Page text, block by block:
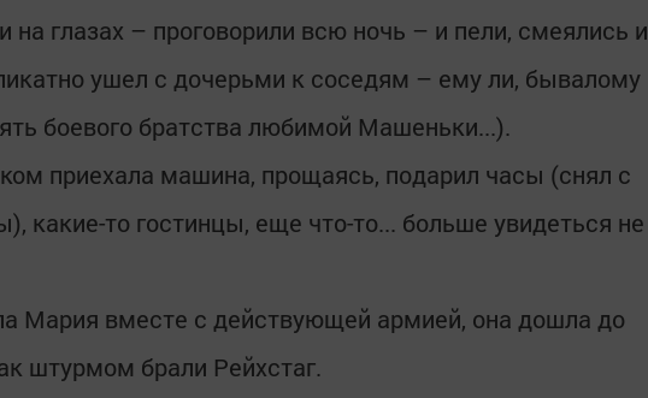
на глазах – проговорили всю ночь – и пели, смеялись и
ушел с дочерьми к соседям – ему ли, бывалому
боевого братства любимой Машеньки...).
приехала машина, прощаясь, подарил часы (снял с
какие-то гостинцы, еще что-то... больше увидеться не
Мария вместе с действующей армией, она дошла до
штурмом брали Рейхстаг.